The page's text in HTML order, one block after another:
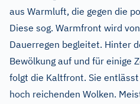
aus Warmluft, die gegen die
Diese sog. Warmfront wird
Dauerregen begleitet. Hinter
Bewölkung auf und für einige
folgt die Kaltfront. Sie
hoch reichenden Wolken.